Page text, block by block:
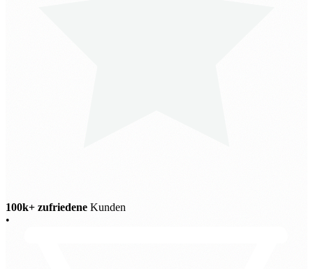
100k+ zufriedene Kunden
•